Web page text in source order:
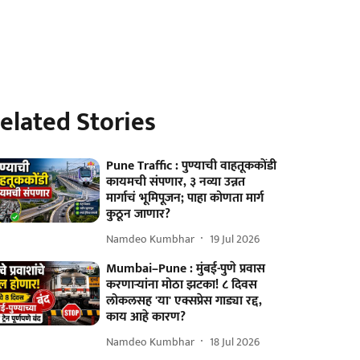
Stories
Pune Traffic : पुण्याची वाहतूककोंडी
कायमची संपणार, ३ नव्या उन्नत
मार्गाचं भूमिपूजन; पाहा कोणता मार्ग
कुठून जाणार?
Namdeo Kumbhar 19 Jul 2026
Mumbai–Pune : मुंबई-पुणे प्रवास
करणाऱ्यांना मोठा झटका! ८ दिवस
लोकलसह 'या' एक्सप्रेस गाड्या रद्द,
काय आहे कारण?
Namdeo Kumbhar 18 Jul 2026